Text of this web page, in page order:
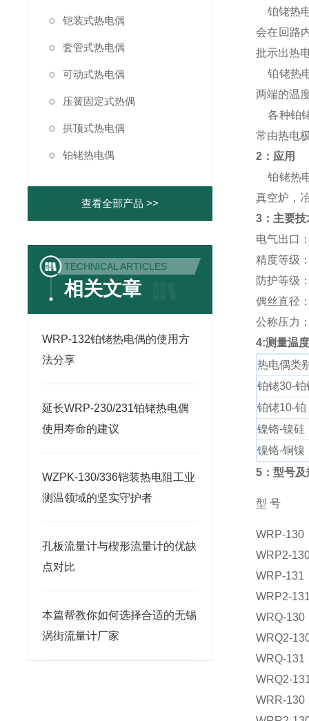
铠装式热电偶
套管式热电偶
可动式热电偶
压簧固定式热偶
拱顶式热电偶
铂铑热电偶
查看全部产品 >>
TECHNICAL ARTICLES
相关文章
WRP-132铂铑热电偶的使用方
法分享
延长WRP-230/231铂铑热电偶
使用寿命的建议
WZPK-130/336铠装热电阻工业
测温领域的坚实守护者
孔板流量计与楔形流量计的优缺
点对比
本篇帮教你如何选择合适的无锡
涡街流量计厂家
铂铑热
会在回路
批示出热
铂铑热
两端的温
各种铂
常由热电
2：应用
铂铑热
真空炉，
3：主要技
电气出口
精度等级
防护等级
偶丝直径
公称压力
4:测量温
热电偶类
铂铑30-铂
铂铑10-铂
镍铬-镍硅
镍铬-铜镍
5：型号及
型 号
WRP-130
WRP2-
WRP-131
WRP2-
WRQ-130
WRQ2-
WRQ-131
WRQ2-
WRR-130